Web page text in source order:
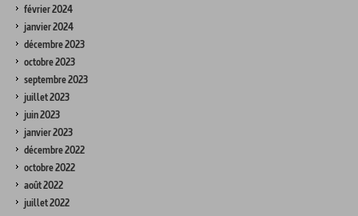
février 2024
janvier 2024
décembre 2023
octobre 2023
septembre 2023
juillet 2023
juin 2023
janvier 2023
décembre 2022
octobre 2022
août 2022
juillet 2022